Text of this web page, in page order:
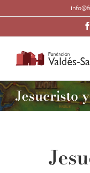
al
Jesucristo